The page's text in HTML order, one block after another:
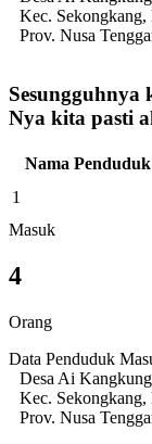
Kec.
Prov. Nusa
Nya kita pasti
Nama Penduduk
1
Masuk
4
Orang
Data Penduduk
Desa Ai Kangkung
Kec.
Prov. Nusa